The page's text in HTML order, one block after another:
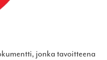
jonka tavoitteena